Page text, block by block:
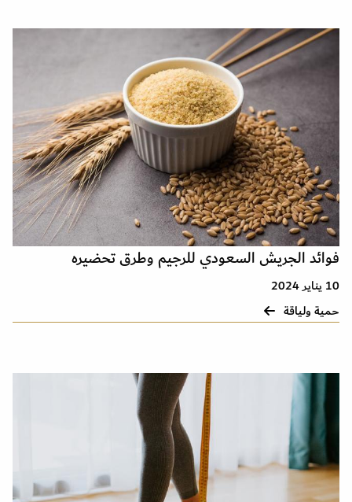
فوائد الجريش السعودي للرجيم وطرق تحضيره
10 يناير 2024
حمية ولياقة